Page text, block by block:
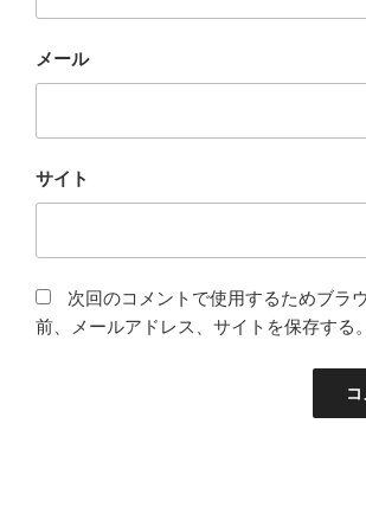
メール
サイト
次回のコメントで使用するためブラ
前、メールアドレス、サイトを保存する。